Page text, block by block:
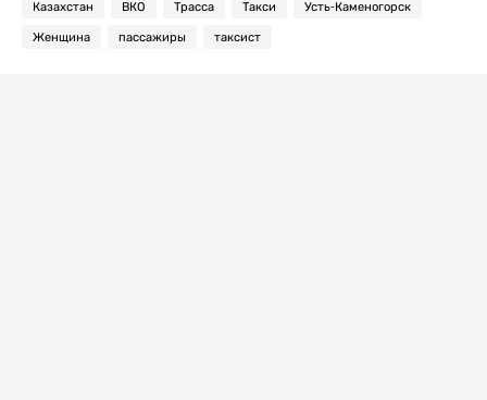
Казахстан ВКО Трасса Такси Усть-Каменогорск
Женщина пассажиры таксист